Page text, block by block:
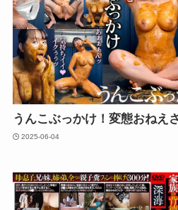
うんこぶっかけ！変態おねえ
2025-06-04